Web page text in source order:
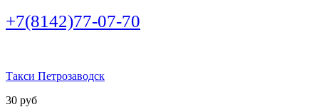
+7(8142)77-07-70
Такси Петрозаводск
30 руб